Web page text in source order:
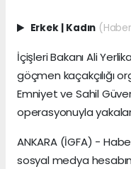
Erkek Kadın
İçişleri Bakanı Ali
göçmen kaçakçılığı
Emniyet ve Sahil
operasyonuyla
ANKARA (İGFA) -
sosyal medya